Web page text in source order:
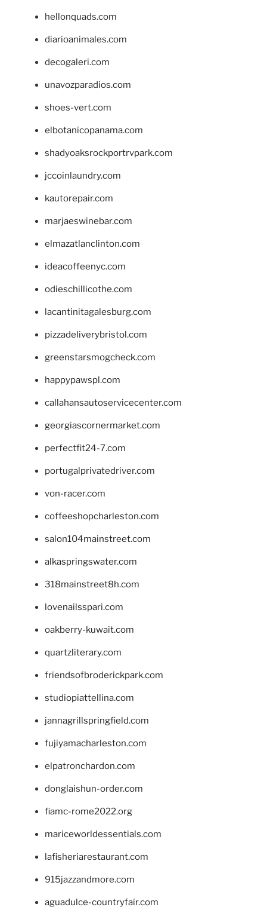
hellonquads.com
diarioanimales.com
decogaleri.com
unavozparadios.com
shoes-vert.com
elbotanicopanama.com
shadyoaksrockportrvpark.com
jccoinlaundry.com
kautorepair.com
marjaeswinebar.com
elmazatlanclinton.com
ideacoffeenyc.com
odieschillicothe.com
lacantinitagalesburg.com
pizzadeliverybristol.com
greenstarsmogcheck.com
happypawspl.com
callahansautoservicecenter.com
georgiascornermarket.com
perfectfit24-7.com
portugalprivatedriver.com
von-racer.com
coffeeshopcharleston.com
salon104mainstreet.com
alkaspringswater.com
318mainstreet8h.com
lovenailsspari.com
oakberry-kuwait.com
quartzliterary.com
friendsofbroderickpark.com
studiopiattellina.com
jannagrillspringfield.com
fujiyamacharleston.com
elpatronchardon.com
donglaishun-order.com
fiamc-rome2022.org
mariceworldessentials.com
lafisheriarestaurant.com
915jazzandmore.com
aguadulce-countryfair.com